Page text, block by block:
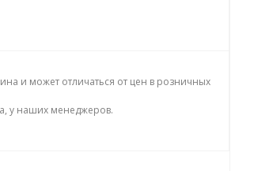
и может отличаться от цен в розничных
у наших менеджеров.